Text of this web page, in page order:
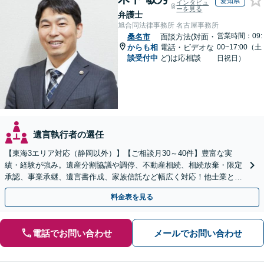
弁護士
インタビュ
ーを見る
旭合同法律事務所 名古屋事務所
桑名市
からも相
談受付中
面談方法(対面・
電話・ビデオな
ど)は応相談
営業時間：09:
00~17:00（土
日祝日）
遺言執行者の選任
【東海3エリア対応（静岡以外）】【ご相談月30～40件】豊富な実
績・経験が強み。遺産分割協議や調停、不動産相続、相続放棄・限定
承認、事業承継、遺言書作成、家族信託など幅広く対応！他士業と連
携して円滑な問題解決を目指します。【初回面談無料】
料金表を見る
電話でお問い合わせ メールでお問い合わせ